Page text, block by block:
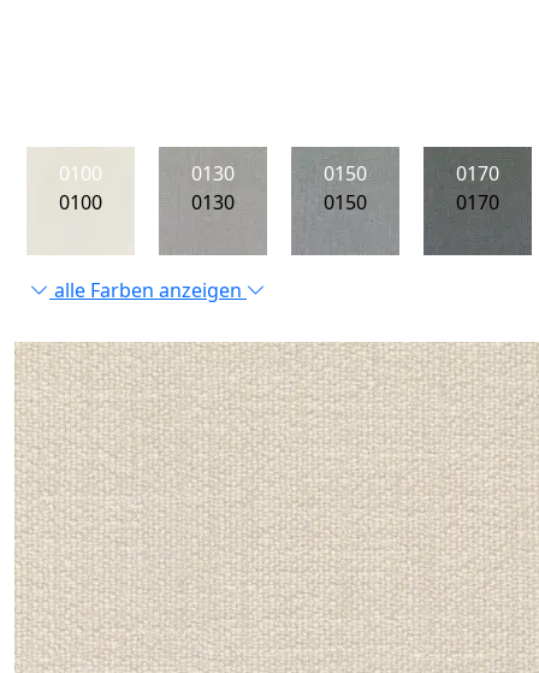
0100
0100
0130
0130
0150
0150
0170
0170
alle Farben anzeigen